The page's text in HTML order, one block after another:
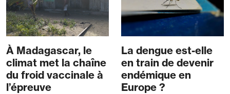
À Madagascar, le
climat met la chaîne
du froid vaccinale à
l’épreuve
La dengue est-elle
en train de devenir
endémique en
Europe ?